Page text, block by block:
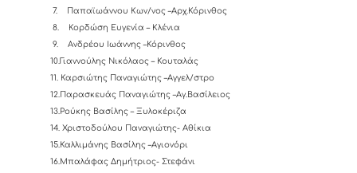
7.
Παπαϊωάννου Κων/νος –Αρχ.Κόρινθος
8.
Κορδώση Ευγενία – Κλένια
9.
Ανδρέου Ιωάννης –Κόρινθος
10.Γιαννούλης Νικόλαος – Κουταλάς
11. Καρσιώτης Παναγιώτης –Αγγελ/στρο
12.Παρασκευάς Παναγιώτης –Αγ.Βασίλειος
13.Ρούκης Βασίλης – Ξυλοκέριζα
14. Χριστοδούλου Παναγιώτης- Αθίκια
15.Καλλιμάνης Βασίλης –Αγιονόρι
16.Μπαλάφας Δημήτριος- Στεφάνι